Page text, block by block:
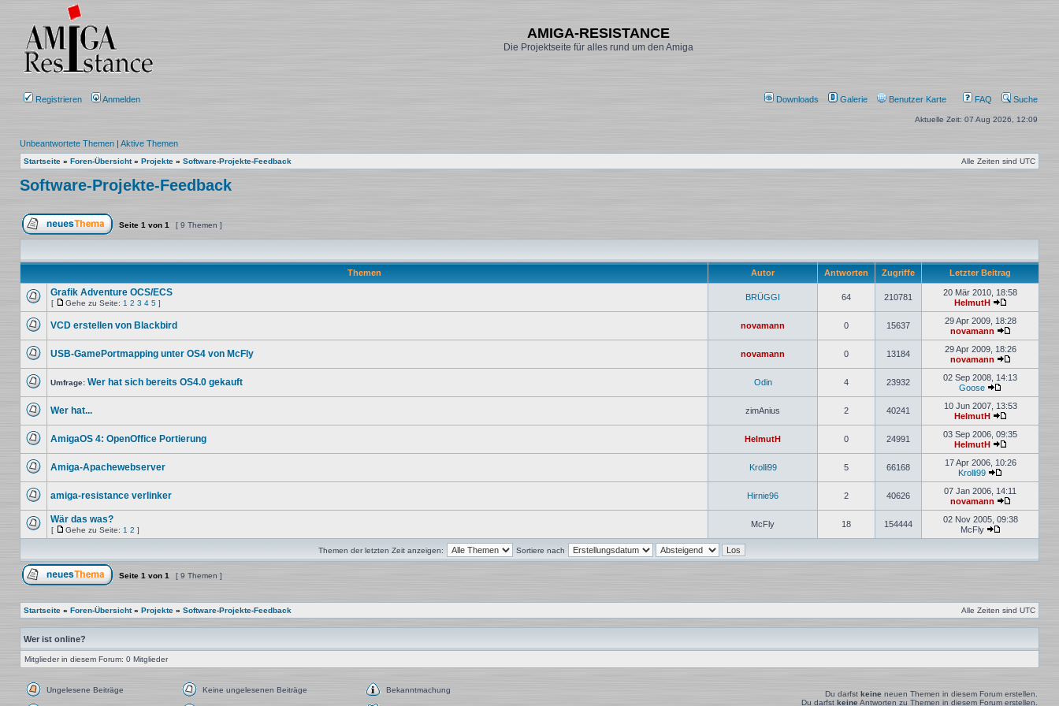
AMIGA-RESISTANCE
Die Projektseite für alles rund um den Amiga
Registrieren Anmelden Downloads Galerie Benutzer Karte FAQ Suche
Aktuelle Zeit: 07 Aug 2026, 12:09
Unbeantwortete Themen | Aktive Themen
Startseite » Foren-Übersicht» Projekte » Software-Projekte-Feedback Alle Zeiten sind UTC
Software-Projekte-Feedback
Ein neues Thema erstellen
Seite 1 von 1 [ 9 Themen ]
Themen Autor Antworten Zugriffe Letzter Beitrag
Keine
Beiträge
Grafik Adventure OCS/ECS
[
Gehe
Seite
Gehe zu Seite: 1 2 3 4 5 ]
BRÜGGI 64 210781
20 Mär 2010, 18:58
HelmutH
Neuester
Beitrag
Beiträge
VCD erstellen von Blackbird novamann 0 15637
29 Apr 2009, 18:28
novamann
Neuester
Beitrag
Beiträge
USB-GamePortmapping unter OS4 von McFly novamann 0 13184
29 Apr 2009, 18:26
novamann
Neuester
Beitrag
Beiträge
Umfrage: Wer hat sich bereits OS4.0 gekauft Odin 4 23932
02 Sep 2008, 14:13
Goose
Neuester
Beitrag
Beiträge
Wer hat... zimAnius 2 40241
10 Jun 2007, 13:53
HelmutH
Neuester
Beitrag
Beiträge
AmigaOS 4: OpenOffice Portierung HelmutH 0 24991
03 Sep 2006, 09:35
HelmutH
Neuester
Beitrag
Beiträge
Amiga-Apachewebserver Krolli99 5 66168
17 Apr 2006, 10:26
Krolli99
Neuester
Beitrag
ungelesenen
Beiträge
amiga-resistance verlinker Hirnie96 2 40626
07 Jan 2006, 14:11
novamann
Neuester
Beitrag
Keine
Wär das was?
[
Gehe
Gehe zu Seite: 1 2 ]
McFly 18 154444
02 Nov 2005, 09:38
McFly
Neuester
Themen der letzten Zeit anzeigen: Sortiere nach
Seite 1 von 1 [ 9 Themen ]
Startseite » Foren-Übersicht» Projekte » Software-Projekte-Feedback Alle Zeiten sind UTC
Wer ist online?
Mitglieder in diesem Forum: 0 Mitglieder
Ungelesene Beiträge
Keine ungelesenen Beiträge
Bekanntmachung Du darfst keine neuen Themen in diesem Forum erstellen.
Du darfst keineAntworten zu Themen in diesem Forum erstellen.